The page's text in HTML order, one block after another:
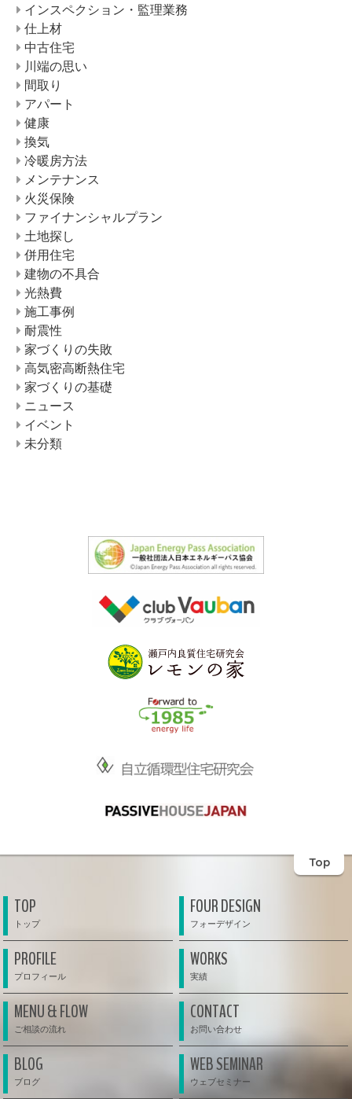
インスペクション・監理業務
仕上材
中古住宅
川端の思い
間取り
アパート
健康
換気
冷暖房方法
メンテナンス
火災保険
ファイナンシャルプラン
土地探し
併用住宅
建物の不具合
光熱費
施工事例
耐震性
家づくりの失敗
高気密高断熱住宅
家づくりの基礎
ニュース
イベント
未分類
Top
TOP FOUR DESIGN
PROFILE WORKS
MENU & FLOW CONTACT
BLOG WEB SEMINAR